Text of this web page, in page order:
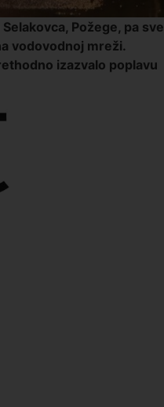
Požege, pa sve
vodovodnoj mreži.
izazvalo poplavu